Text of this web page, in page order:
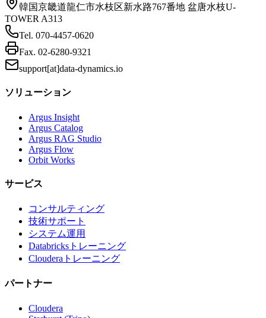
韓国京畿道龍仁市水枝区新水路767番地 盆唐水枝U-
TOWER A313
Tel. 070-4457-0620
Fax. 02-6280-9321
support[at]data-dynamics.io
ソリューション
Argus Insight
Argus Catalog
Argus RAG Studio
Argus Flow
Orbit Works
サービス
コンサルティング
技術サポート
システム運用
Databricksトレーニング
Clouderaトレーニング
パートナー
Cloudera